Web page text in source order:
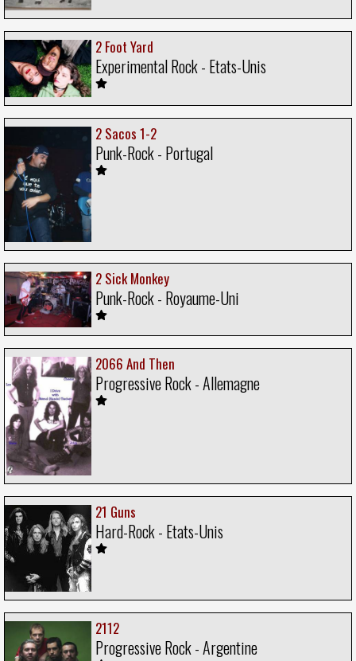
2 Foot Yard
Experimental Rock - Etats-Unis
2 Sacos 1-2
Punk-Rock - Portugal
2 Sick Monkey
Punk-Rock - Royaume-Uni
2066 And Then
Progressive Rock - Allemagne
21 Guns
Hard-Rock - Etats-Unis
2112
Progressive Rock - Argentine